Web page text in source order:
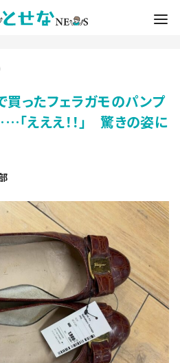
ったフェラガモのパンプ
えええ！！」 驚きの姿に